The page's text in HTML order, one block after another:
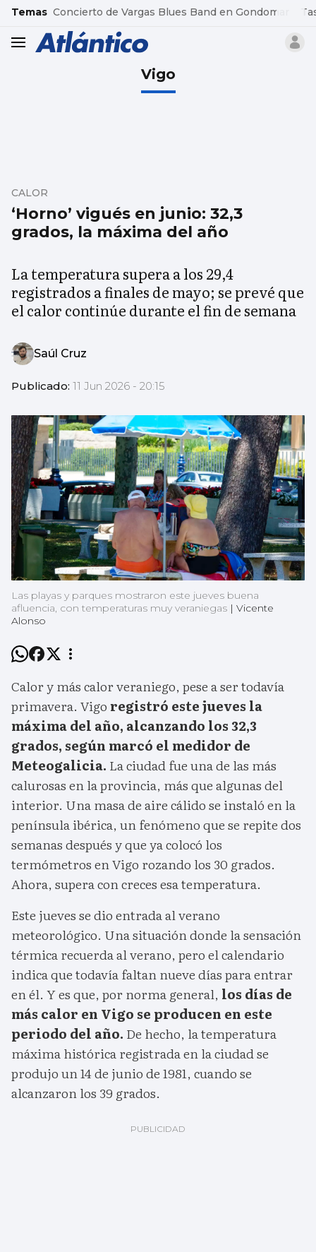
common.go-to-content
Temas Concierto de Vargas Blues Band en Gondomar
header.menu.open
Vigo
‘Horno’ vigués en junio: 32,3
grados, la máxima del año
CALOR
La temperatura supera a los 29,4
registrados a finales de mayo; se prevé que
el calor continúe durante el fin de semana
Saúl Cruz
Publicado: 11 Jun 2026 - 20:15
Las playas y parques mostraron este jueves buena
afluencia, con temperaturas muy veraniegas | Vicente
Alonso
Calor y más calor veraniego, pese a ser todavía
primavera. Vigo registró este jueves la
máxima del año, alcanzando los 32,3
grados, según marcó el medidor de
Meteogalicia. La ciudad fue una de las más
calurosas en la provincia, más que algunas del
interior. Una masa de aire cálido se instaló en la
península ibérica, un fenómeno que se repite dos
semanas después y que ya colocó los
termómetros en Vigo rozando los 30 grados.
Ahora, supera con creces esa temperatura.
Este jueves se dio entrada al verano
meteorológico. Una situación donde la sensación
térmica recuerda al verano, pero el calendario
indica que todavía faltan nueve días para entrar
en él. Y es que, por norma general, los días de
más calor en Vigo se producen en este
periodo del año. De hecho, la temperatura
máxima histórica registrada en la ciudad se
produjo un 14 de junio de 1981, cuando se
alcanzaron los 39 grados.